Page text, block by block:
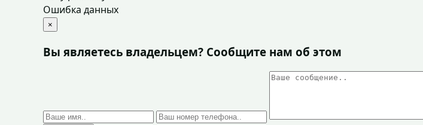
Ошибка данных
×
Вы являетесь владельцем? Сообщите нам об этом